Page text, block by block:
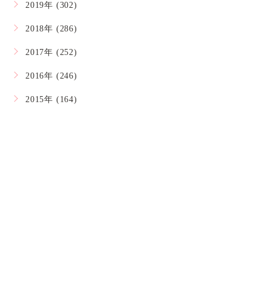
2019年 (302)
2018年 (286)
2017年 (252)
2016年 (246)
2015年 (164)